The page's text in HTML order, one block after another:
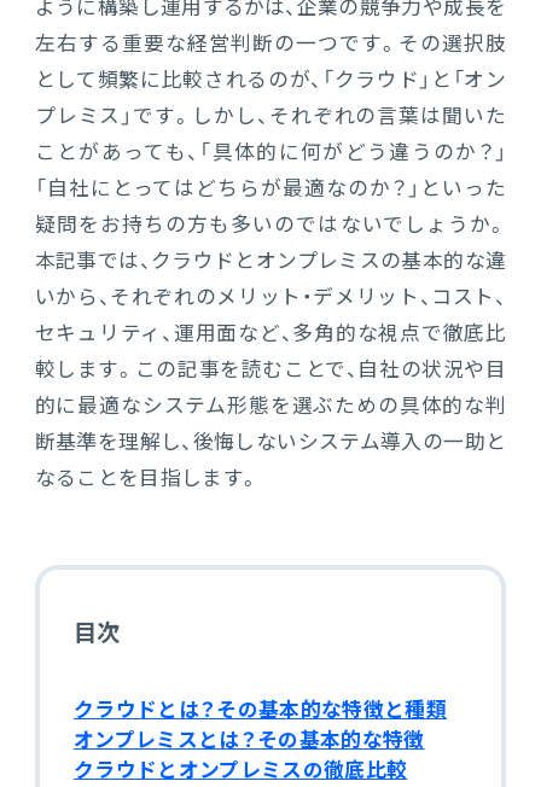
CO₂排出量算定
「CO×COカルテ（ココカルテ）」
人事・給与
人事
給与
個人番号管理
給与明細閲覧
販売管理
建設業向け基幹業務システム
素材・素材加工 PROACTIVE Material Process
電機・機械 PROACTIVE Electrical Machinery
建設 PROACTIVE Construction
経営課題別オファリング
製品関連動画
ように構築し運用するかは、企業の競争力や成長を
左右する重要な経営判断の一つです。その選択肢
として頻繁に比較されるのが、「クラウド」と「オン
プレミス」です。しかし、それぞれの言葉は聞いた
ことがあっても、「具体的に何がどう違うのか？」
「自社にとってはどちらが最適なのか？」といった
疑問をお持ちの方も多いのではないでしょうか。
本記事では、クラウドとオンプレミスの基本的な違
いから、それぞれのメリット・デメリット、コスト、
セキュリティ、運用面など、多角的な視点で徹底比
較します。この記事を読むことで、自社の状況や目
的に最適なシステム形態を選ぶための具体的な判
断基準を理解し、後悔しないシステム導入の一助と
なることを目指します。
目次
クラウドとは？その基本的な特徴と種類
オンプレミスとは？その基本的な特徴
クラウドとオンプレミスの徹底比較